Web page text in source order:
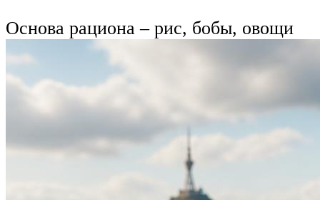
Основа рациона – рис, бобы, овощи